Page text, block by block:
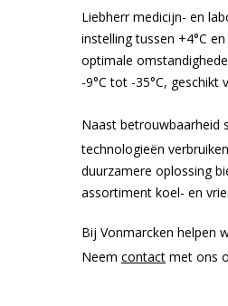
Liebherr medicijn- en
instelling tussen +4°C
optimale
-9°C tot -35°C,
Naast betrouwbaarheid
technologieën
duurzamere oplossing
assortiment koel- en
Bij Vonmarcken helpen
Neem contact met ons